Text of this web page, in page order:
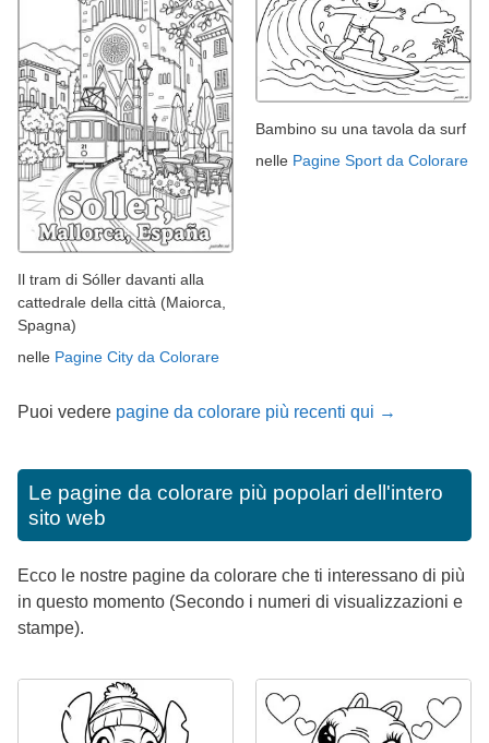
Il tram di Sóller davanti alla
cattedrale della città (Maiorca,
Spagna)
nelle Pagine City da Colorare
Bambino su una tavola da surf
nelle Pagine Sport da Colorare
Puoi vedere pagine da colorare più recenti qui →
Le pagine da colorare più popolari dell'intero
sito web
Ecco le nostre pagine da colorare che ti interessano di più
in questo momento (Secondo i numeri di visualizzazioni e
stampe).